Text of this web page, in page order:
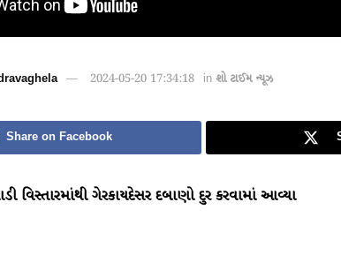
2024-05-20 17:34:18 in શો ટાઈમ ન્યૂઝ
Share on Facebook
વિસ્તારમાંથી ગેરકાયદેસર દબાણો દુર કરવામાં આવ્યા